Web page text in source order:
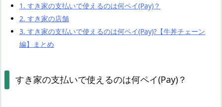
1. すき家の支払いで使えるのは何ペイ(Pay)？
2. すき家の店舗
3. すき家の支払いで使えるのは何ペイ(Pay)?【牛丼チェーン
編】まとめ
すき家の支払いで使えるのは何ペイ(Pay)？